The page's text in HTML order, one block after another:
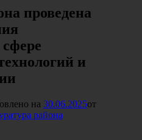
проведена
сфере
и
на 30.06.2025от
района